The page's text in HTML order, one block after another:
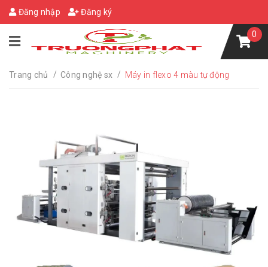
Đăng nhập Đăng ký
0
Trang chủ / Công nghệ sx / Máy in flexo 4 màu tự động